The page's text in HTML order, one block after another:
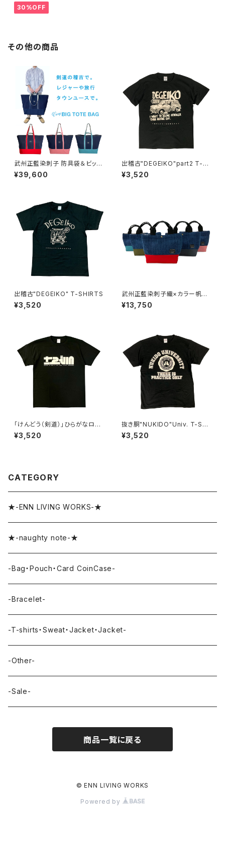
30%OFF
その他の商品
武州正藍染刺子 防具袋＆ビッグ
トートバッグ【受注制作専用】
¥39,600
出稽古"DEGEIKO"part2 T-S
HIRTS
¥3,520
出稽古"DEGEIKO" T-SHIRTS
¥3,520
武州正藍染刺子織×カラー帆布
LUNCHトートバッグ
¥13,750
「けんどう（剣道）」ひらがなロゴ
T-SHIRTS
¥3,520
抜き胴"NUKIDO"Univ. T-SHI
RTS
¥3,520
CATEGORY
★-ENN LIVING WORKS-★
★-naughty note-★
-Bag・Pouch・Card CoinCase-
-Bracelet-
-T-shirts・Sweat・Jacket・Jacket-
-Other-
-Sale-
商品一覧に戻る
© ENN LIVING WORKS
Powered by